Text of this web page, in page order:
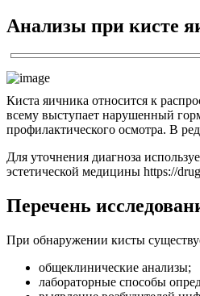
Анализы при кисте
Киста яичника относится к
всему выступает нарушенный
профилактического осмотра. В
Для уточнения диагноза
эстетической медицины https://
Перечень
При обнаружении кисты
общеклинические анализы;
лабораторные способы